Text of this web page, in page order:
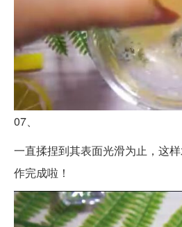
07、
一直揉捏到其表面光滑为止，这
作完成啦！